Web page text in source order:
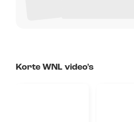
Korte WNL video's